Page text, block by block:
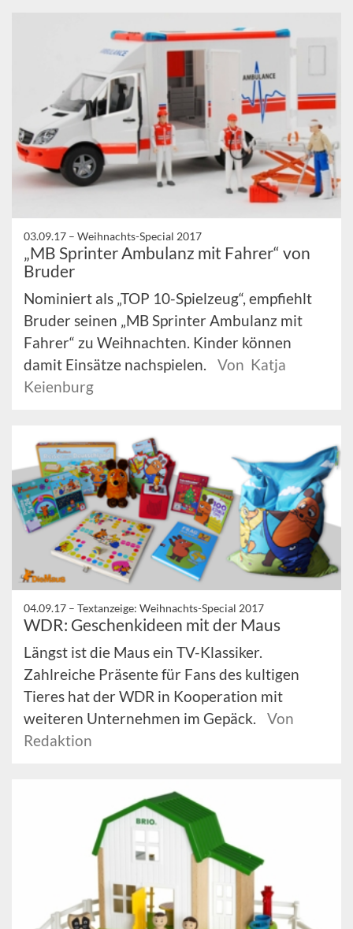
03.09.17 – Weihnachts-Special 2017
„MB Sprinter Ambulanz mit Fahrer“ von
Bruder
Nominiert als „TOP 10-Spielzeug“, empfiehlt
Bruder seinen „MB Sprinter Ambulanz mit
Fahrer“ zu Weihnachten. Kinder können
damit Einsätze nachspielen.
Von Katja
Keienburg
04.09.17 – Textanzeige: Weihnachts-Special 2017
WDR: Geschenkideen mit der Maus
Längst ist die Maus ein TV-Klassiker.
Zahlreiche Präsente für Fans des kultigen
Tieres hat der WDR in Kooperation mit
weiteren Unternehmen im Gepäck.
Von
Redaktion